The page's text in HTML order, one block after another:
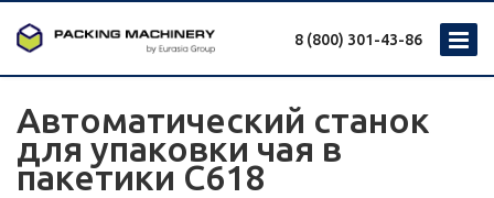
8 (800) 301-43-86
Автоматический станок
для упаковки чая в
пакетики C618